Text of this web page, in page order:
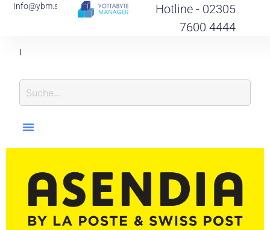
Info@ybm.support
Hotline - 02305
7600 4444
I